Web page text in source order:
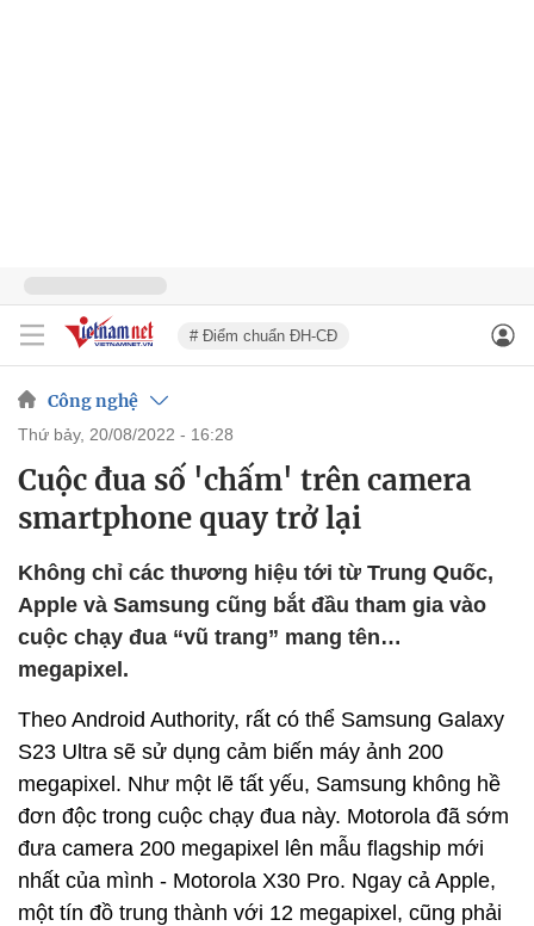
# Điểm chuẩn ĐH-CĐ
Công nghệ
thứ bảy, 20/08/2022 - 16:28
Cuộc đua số 'chấm' trên camera
smartphone quay trở lại
Không chỉ các thương hiệu tới từ Trung Quốc,
Apple và Samsung cũng bắt đầu tham gia vào
cuộc chạy đua “vũ trang” mang tên…
megapixel.
Theo Android Authority, rất có thể Samsung Galaxy
S23 Ultra sẽ sử dụng cảm biến máy ảnh 200
megapixel. Như một lẽ tất yếu, Samsung không hề
đơn độc trong cuộc chạy đua này. Motorola đã sớm
đưa camera 200 megapixel lên mẫu flagship mới
nhất của mình - Motorola X30 Pro. Ngay cả Apple,
một tín đồ trung thành với 12 megapixel, cũng phải